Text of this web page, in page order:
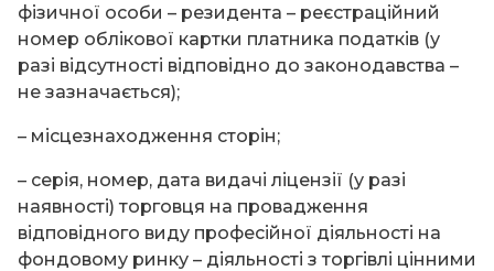
фізичної особи – резидента – реєстраційний
номер облікової картки платника податків (у
разі відсутності відповідно до законодавства –
не зазначається);
– місцезнаходження сторін;
– серія, номер, дата видачі ліцензії (у разі
наявності) торговця на провадження
відповідного виду професійної діяльності на
фондовому ринку – діяльності з торгівлі цінними